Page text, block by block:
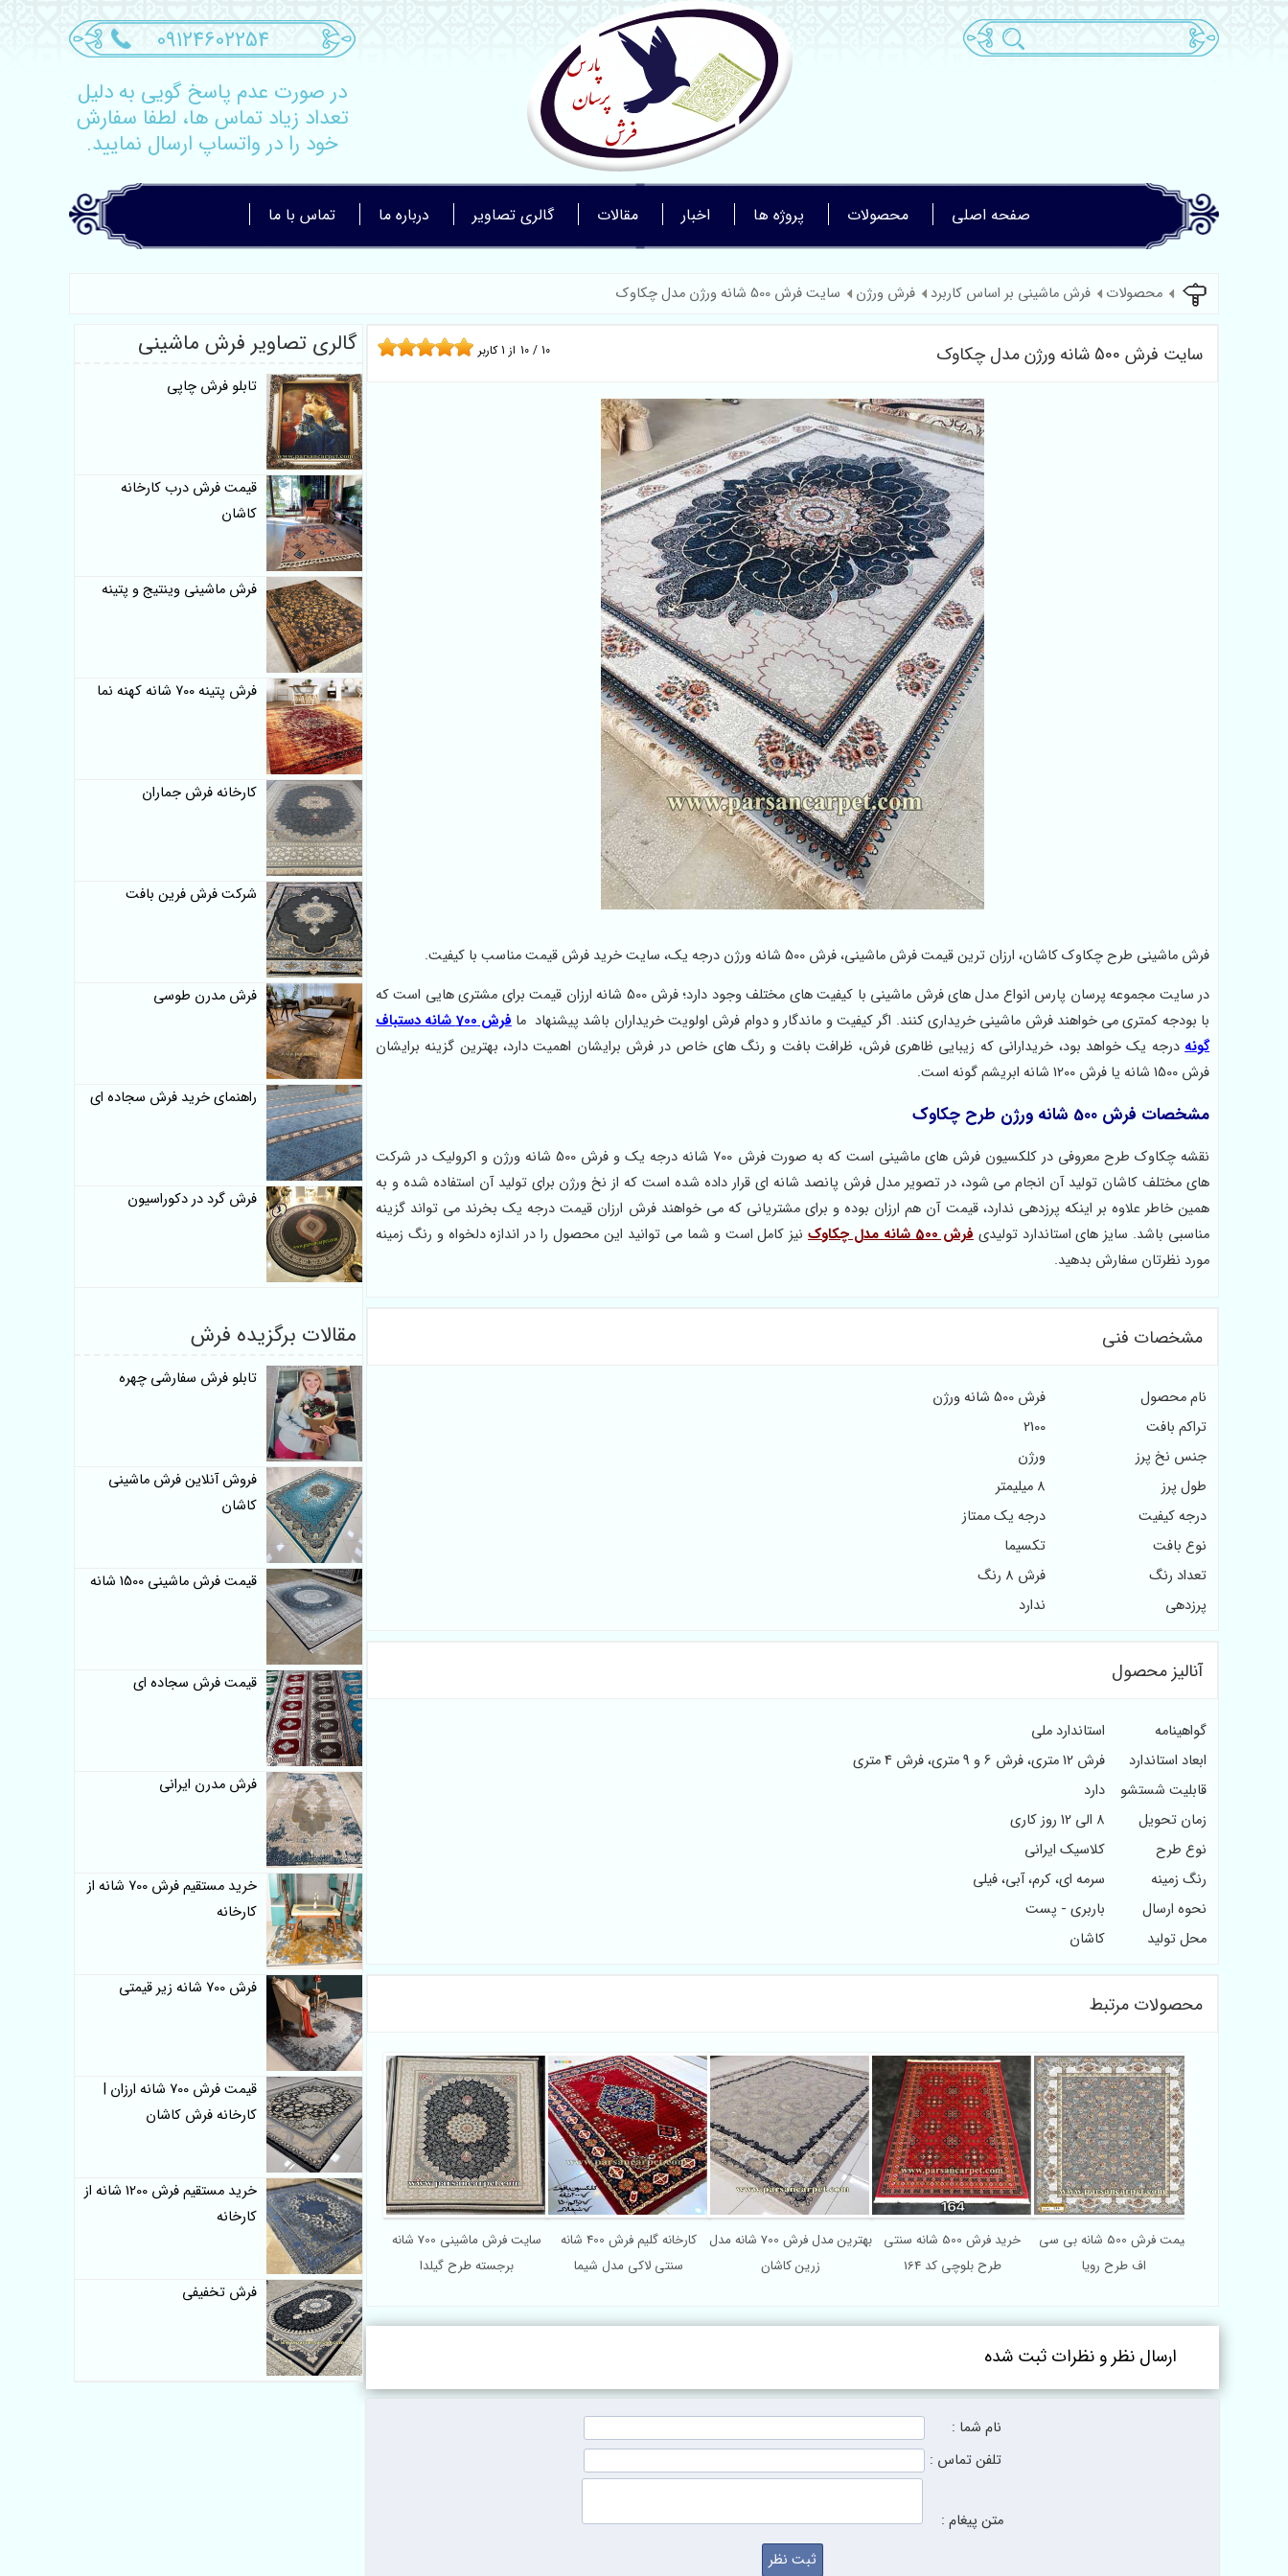
09124602254
در صورت عدم پاسخ گویی به دلیل
تعداد زیاد تماس ها، لطفا سفارش
خود را در واتساپ ارسال نمایید.
صفحه اصلی محصولات پروژه ها اخبار مقالات گالری تصاویر درباره ما تماس با ما
محصولات فرش ماشینی بر اساس کاربرد فرش ورژن سایت فرش 500 شانه ورژن مدل چکاوک
سایت فرش 500 شانه ورژن مدل چکاوک 10 / 10 از 1کاربر
فرش ماشینی طرح چکاوک کاشان، ارزان ترین قیمت فرش ماشینی، فرش 500 شانه ورژن درجه یک، سایت خرید فرش قیمت مناسب با کیفیت.
در سایت مجموعه پرسان پارس انواع مدل های فرش ماشینی با کیفیت های مختلف وجود دارد؛ فرش 500 شانه ارزان قیمت برای مشتری هایی است که
با بودجه کمتری می خواهند فرش ماشینی خریداری کنند. اگر کیفیت و ماندگار و دوام فرش اولویت خریداران باشد پیشنهاد ما
فرش 700 شانه دستباف
گونهدرجه یک خواهد بود، خریدارانی که زیبایی ظاهری فرش، ظرافت بافت و رنگ های خاص در فرش برایشان اهمیت دارد، بهترین گزینه برایشان
فرش 1500 شانه یا فرش 1200 شانه ابریشم گونه است.
مشخصات فرش 500 شانه ورژن طرح چکاوک
نقشه چکاوک طرح معروفی در کلکسیون فرش های ماشینی است که به صورت فرش 700 شانه درجه یک و فرش 500 شانه ورژن و اکرولیک در شرکت
های مختلف کاشان تولید آن انجام می شود، در تصویر مدل فرش پانصد شانه ای قرار داده شده است که از نخ ورژن برای تولید آن استفاده شده و به
همین خاطر علاوه بر اینکه پرزدهی ندارد، قیمت آن هم ارزان بوده و برای مشتریانی که می خواهند فرش ارزان قیمت درجه یک بخرند می تواند گزینه
مناسبی باشد. سایز های استاندارد تولیدیفرش 500 شانه مدل چکاوک
نیز کامل است و شما می توانید این محصول را در اندازه دلخواه و رنگ زمینه
مورد نظرتان سفارش بدهید.
مشخصات فنی
نام محصول
فرش 500 شانه ورژن
تراکم بافت
2100
جنس نخ پرز
ورژن
طول پرز
8 میلیمتر
درجه کیفیت
درجه یک ممتاز
نوع بافت
تکسیما
تعداد رنگ
فرش 8 رنگ
پرزدهی
ندارد
آنالیز محصول
گواهینامه
استاندارد ملی
ابعاد استاندارد
فرش 12 متری، فرش 6 و 9 متری، فرش 4 متری
قابلیت شستشو
دارد
زمان تحویل
8 الی 12 روز کاری
نوع طرح
کلاسیک ایرانی
رنگ زمینه
سرمه ای، کرم، آبی، فیلی
نحوه ارسال
باربری - پست
محل تولید
کاشان
محصولات مرتبط
سایت فرش ماشینی 700 شانه
برجسته طرح گیلدا
کارخانه گلیم فرش 400 شانه
سنتی لاکی مدل شیما
بهترین مدل فرش 700 شانه مدل
زرین کاشان
خرید فرش 500 شانه سنتی
طرح بلوچی کد 164
قیمت فرش 500 شانه بی سی
اف طرح رویا
ارسال نظر و نظرات ثبت شده
نام شما :
تلفن تماس :
متن پیغام :
گالری تصاویر فرش ماشینی
تابلو فرش چاپی
قیمت فرش درب کارخانه
کاشان
فرش ماشینی وینتیج و پتینه
فرش پتینه 700 شانه کهنه نما
کارخانه فرش جماران
شرکت فرش فرین بافت
فرش مدرن طوسی
راهنمای خرید فرش سجاده ای
فرش گرد در دکوراسیون
مقالات برگزیده فرش
تابلو فرش سفارشی چهره
فروش آنلاین فرش ماشینی
کاشان
قیمت فرش ماشینی 1500 شانه
قیمت فرش سجاده ای
فرش مدرن ایرانی
خرید مستقیم فرش 700 شانه از
کارخانه
فرش 700 شانه زیر قیمتی
قیمت فرش 700 شانه ارزان |
کارخانه فرش کاشان
خرید مستقیم فرش 1200 شانه از
کارخانه
فرش تخفیفی